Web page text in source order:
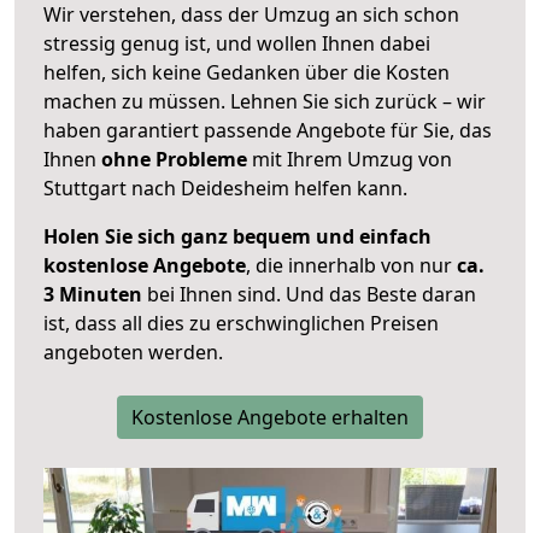
Wir verstehen, dass der Umzug an sich schon
stressig genug ist, und wollen Ihnen dabei
helfen, sich keine Gedanken über die Kosten
machen zu müssen. Lehnen Sie sich zurück – wir
haben garantiert passende Angebote für Sie, das
Ihnen ohne Probleme mit Ihrem Umzug von
Stuttgart nach Deidesheim helfen kann.
Holen Sie sich ganz bequem und einfach
kostenlose Angebote, die innerhalb von nurca.
3 Minuten bei Ihnen sind. Und das Beste daran
ist, dass all dies zu erschwinglichen Preisen
angeboten werden.
Kostenlose Angebote erhalten